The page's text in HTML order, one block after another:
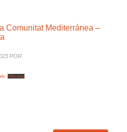
Comunitat Mediterránea –
POR
Descarga